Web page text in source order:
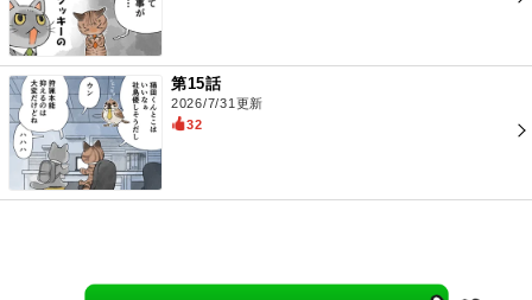
第15話
2026/7/31更新
32